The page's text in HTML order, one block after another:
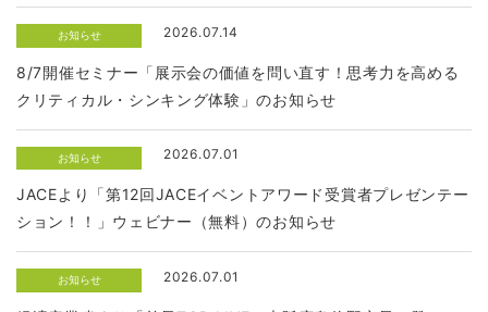
お知らせ 2026.07.14
8/7開催セミナー「展示会の価値を問い直す！思考力を高める
クリティカル・シンキング体験」のお知らせ
お知らせ 2026.07.01
JACEより「第12回JACEイベントアワード受賞者プレゼンテー
ション！！」ウェビナー（無料）のお知らせ
お知らせ 2026.07.01